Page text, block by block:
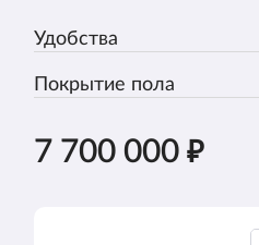
Удобства
Покрытие пола
7 700 000